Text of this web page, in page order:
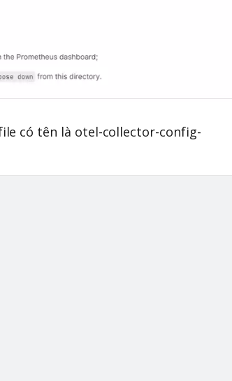
có tên là otel-collector-config-